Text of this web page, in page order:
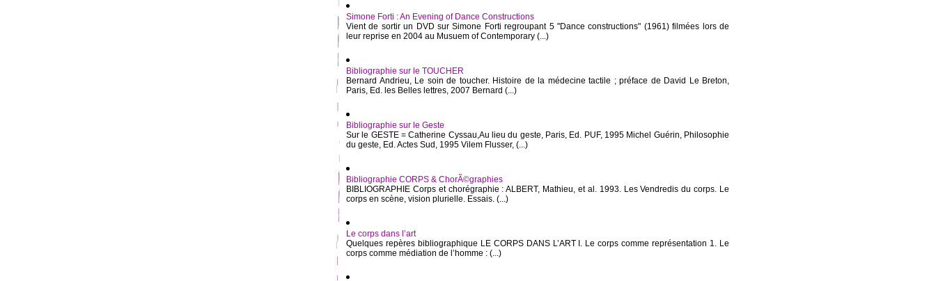
Simone Forti : An Evening of Dance Constructions
Vient de sortir un DVD sur Simone Forti regroupant 5 "Dance constructions" (1961) filmées lors de
leur reprise en 2004 au Musuem of Contemporary (...)
Bibliographie sur le TOUCHER
Bernard Andrieu, Le soin de toucher. Histoire de la médecine tactile ; préface de David Le Breton,
Paris, Ed. les Belles lettres, 2007 Bernard (...)
Bibliographie sur le Geste
Sur le GESTE = Catherine Cyssau,Au lieu du geste, Paris, Ed. PUF, 1995 Michel Guérin, Philosophie
du geste, Ed. Actes Sud, 1995 Vilem Flusser, (...)
Bibliographie CORPS & ChorÃ©graphies
BIBLIOGRAPHIE Corps et chorégraphie : ALBERT, Mathieu, et al. 1993. Les Vendredis du corps. Le
corps en scène, vision plurielle. Essais. (...)
Le corps dans l’art
Quelques repères bibliographique LE CORPS DANS L’ART I. Le corps comme représentation 1. Le
corps comme médiation de l’homme : (...)